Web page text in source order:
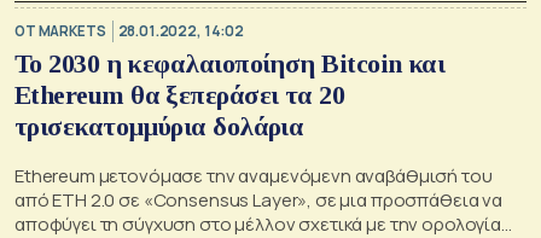
OT MARKETS 28.01.2022, 14:02
Το 2030 η κεφαλαιοποίηση Bitcoin και
Ethereum θα ξεπεράσει τα 20
τρισεκατομμύρια δολάρια
Ethereum μετονόμασε την αναμενόμενη αναβάθμισή του
από ETH 2.0 σε «Consensus Layer», σε μια προσπάθεια να
αποφύγει τη σύγχυση στο μέλλον σχετικά με την ορολογία